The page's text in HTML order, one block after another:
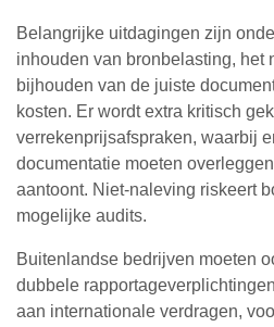
Belangrijke uitdagingen zijn
inhouden van bronbelasting, het
bijhouden van de juiste
kosten. Er wordt extra kritisch
verrekenprijsafspraken, waarbij
documentatie moeten
aantoont. Niet-naleving riskeert
mogelijke audits.
Buitenlandse bedrijven moeten
dubbele
aan internationale verdragen,